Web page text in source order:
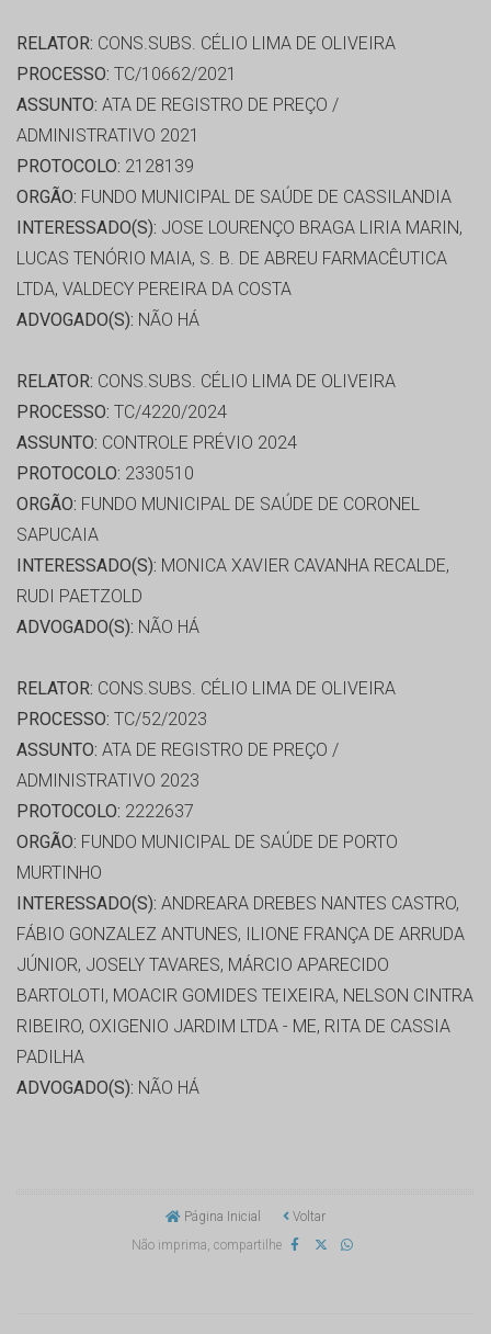
RELATOR: CONS.SUBS. CÉLIO LIMA DE OLIVEIRA
PROCESSO: TC/10662/2021
ASSUNTO: ATA DE REGISTRO DE PREÇO /
ADMINISTRATIVO 2021
PROTOCOLO: 2128139
ORGÃO: FUNDO MUNICIPAL DE SAÚDE DE CASSILANDIA
INTERESSADO(S): JOSE LOURENÇO BRAGA LIRIA MARIN,
LUCAS TENÓRIO MAIA, S. B. DE ABREU FARMACÊUTICA
LTDA, VALDECY PEREIRA DA COSTA
ADVOGADO(S): NÃO HÁ
RELATOR: CONS.SUBS. CÉLIO LIMA DE OLIVEIRA
PROCESSO: TC/4220/2024
ASSUNTO: CONTROLE PRÉVIO 2024
PROTOCOLO: 2330510
ORGÃO: FUNDO MUNICIPAL DE SAÚDE DE CORONEL
SAPUCAIA
INTERESSADO(S): MONICA XAVIER CAVANHA RECALDE,
RUDI PAETZOLD
ADVOGADO(S): NÃO HÁ
RELATOR: CONS.SUBS. CÉLIO LIMA DE OLIVEIRA
PROCESSO: TC/52/2023
ASSUNTO: ATA DE REGISTRO DE PREÇO /
ADMINISTRATIVO 2023
PROTOCOLO: 2222637
ORGÃO: FUNDO MUNICIPAL DE SAÚDE DE PORTO
MURTINHO
INTERESSADO(S): ANDREARA DREBES NANTES CASTRO,
FÁBIO GONZALEZ ANTUNES, ILIONE FRANÇA DE ARRUDA
JÚNIOR, JOSELY TAVARES, MÁRCIO APARECIDO
BARTOLOTI, MOACIR GOMIDES TEIXEIRA, NELSON CINTRA
RIBEIRO, OXIGENIO JARDIM LTDA - ME, RITA DE CASSIA
PADILHA
ADVOGADO(S): NÃO HÁ
Página Inicial
Voltar
Não imprima, compartilhe